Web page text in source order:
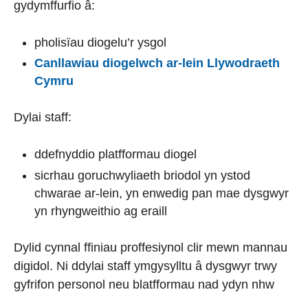
gydymffurfio â:
pholisïau diogelu’r ysgol
Canllawiau diogelwch ar-lein Llywodraeth
Cymru
Dylai staff:
ddefnyddio platfformau diogel
sicrhau goruchwyliaeth briodol yn ystod
chwarae ar-lein, yn enwedig pan mae dysgwyr
yn rhyngweithio ag eraill
Dylid cynnal ffiniau proffesiynol clir mewn mannau
digidol. Ni ddylai staff ymgysylltu â dysgwyr trwy
gyfrifon personol neu blatfformau nad ydyn nhw